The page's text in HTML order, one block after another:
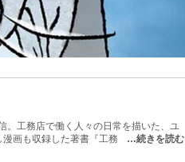
工務店で働く人々の日常を描いた、ユ
画も収録した著書『工務店の日報』が
…続きを読む